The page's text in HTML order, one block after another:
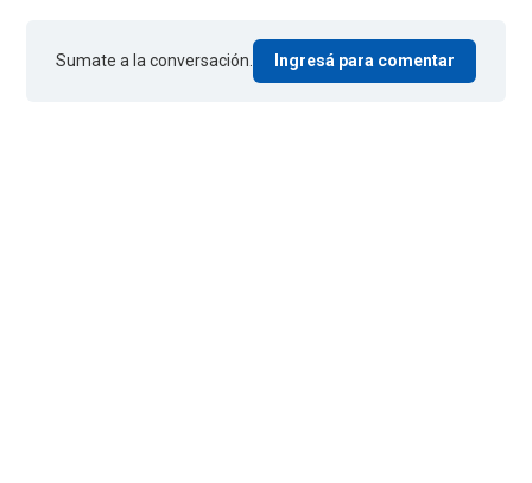
Sumate a la conversación. Ingresá para comentar